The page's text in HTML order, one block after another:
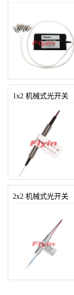
1x2 机械式光开关
2x2 机械式光开关